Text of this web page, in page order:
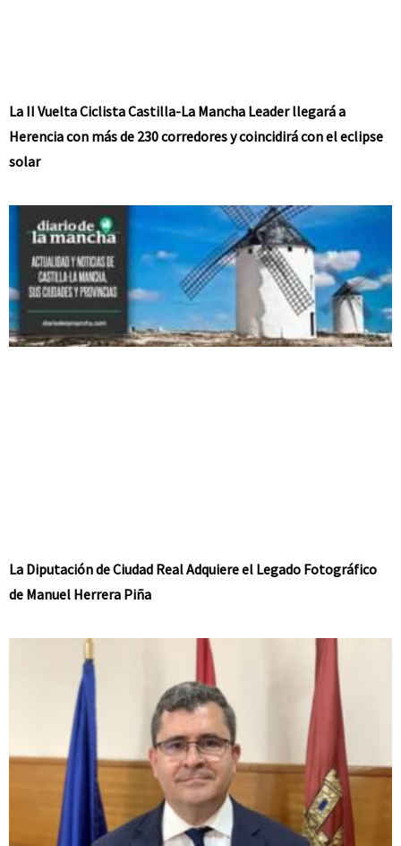
La II Vuelta Ciclista Castilla-La Mancha Leader llegará a
Herencia con más de 230 corredores y coincidirá con el eclipse
solar
La Diputación de Ciudad Real Adquiere el Legado Fotográfico
de Manuel Herrera Piña